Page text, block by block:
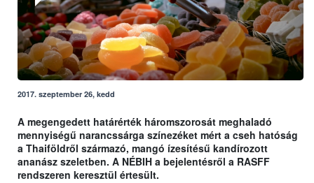
2017. szeptember 26, kedd
A megengedett határérték háromszorosát meghaladó
mennyiségű narancssárga színezéket mért a cseh hatóság
a Thaiföldről származó, mangó ízesítésű kandírozott
ananász szeletben. A NÉBIH a bejelentésről a RASFF
rendszeren keresztül értesült.